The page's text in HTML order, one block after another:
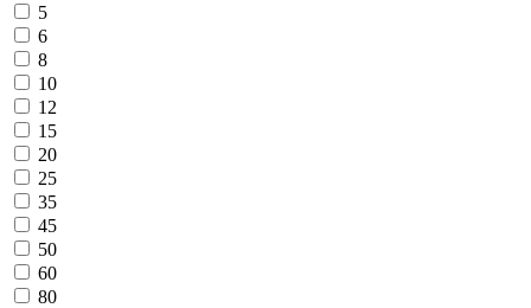
5
6
8
10
12
15
20
25
35
45
50
60
80